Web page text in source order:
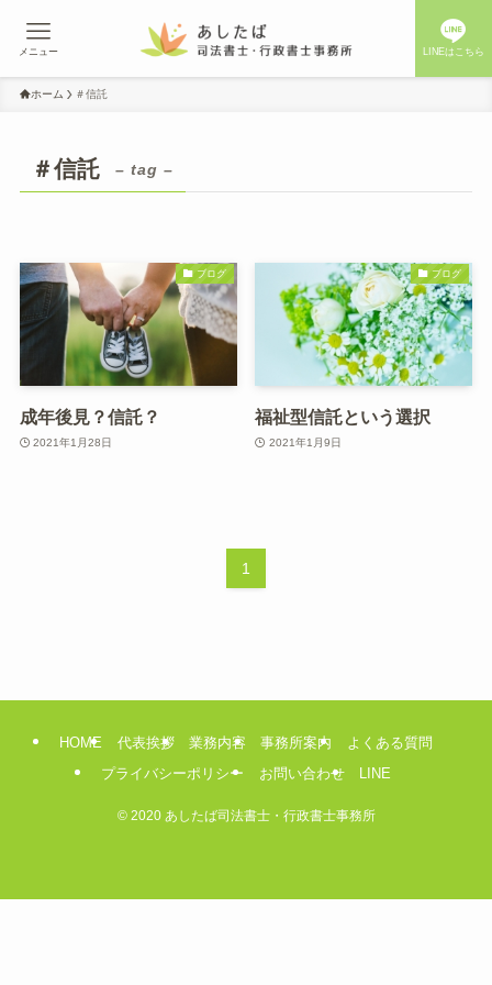
LINEはこちら
メニュー
ホーム ＃信託
＃信託 – tag –
ブログ
成年後見？信託？
2021年1月28日
ブログ
福祉型信託という選択
2021年1月9日
1
HOME 代表挨拶 業務内容 事務所案内
よくある質問
プライバシーポリシー
お問い合わせ LINE
©2020 あしたば司法書士・行政書士事務所